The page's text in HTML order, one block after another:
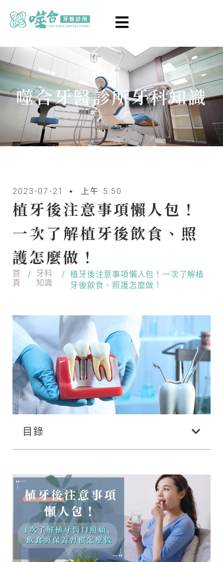
噬合牙醫診所牙科知識
2023-07-21 上午 5:50
植牙後注意事項懶人包！
一次了解植牙後飲食、照
護怎麼做！
首
頁
/
牙科
知識
/ 植牙後注意事項懶人包！一次了解植
牙後飲食、照護怎麼做！
目錄